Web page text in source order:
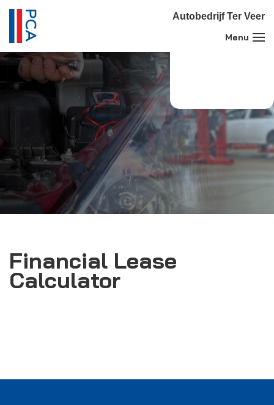
Autobedrijf Ter Veer
Financial Lease
Calculator